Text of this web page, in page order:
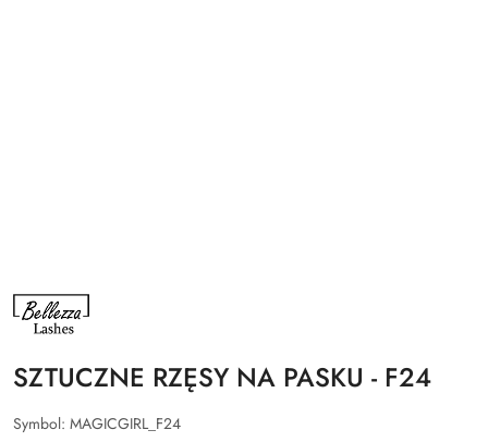
NAZWA
PRODUCENTA:
BELLEZZA
SZTUCZNE RZĘSY NA PASKU - F24
Symbol: MAGICGIRL_F24